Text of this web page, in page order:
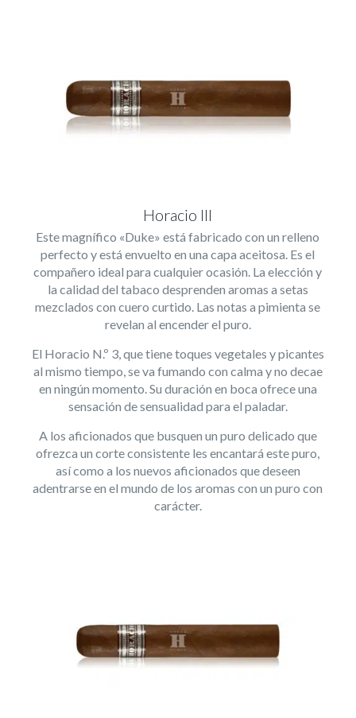
Horacio III
Este magnífico «Duke» está fabricado con un relleno
perfecto y está envuelto en una capa aceitosa. Es el
compañero ideal para cualquier ocasión. La elección y
la calidad del tabaco desprenden aromas a setas
mezclados con cuero curtido. Las notas a pimienta se
revelan al encender el puro.
El Horacio N.º 3, que tiene toques vegetales y picantes
al mismo tiempo, se va fumando con calma y no decae
en ningún momento. Su duración en boca ofrece una
sensación de sensualidad para el paladar.
A los aficionados que busquen un puro delicado que
ofrezca un corte consistente les encantará este puro,
así como a los nuevos aficionados que deseen
adentrarse en el mundo de los aromas con un puro con
carácter.